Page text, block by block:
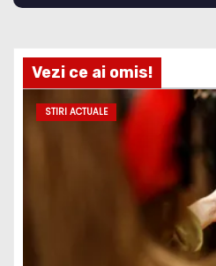
Vezi ce ai omis!
STIRI ACTUALE